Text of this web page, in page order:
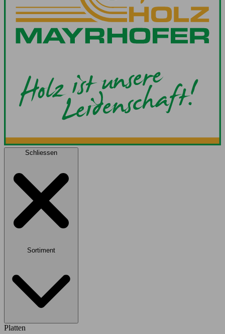
Schliessen
Sortiment
Platten